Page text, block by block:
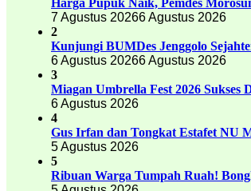
7 Agustus 20266 Agustus 2026
2
Kunjungi BUMDes Jenggolo
6 Agustus 20266 Agustus 2026
3
Miagan Umbrella Fest 2026
6 Agustus 2026
4
Gus Irfan dan Tongkat Estafet NU
5 Agustus 2026
5
Ribuan Warga Tumpah Ruah!